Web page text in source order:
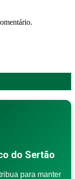
do Sertão
para manter